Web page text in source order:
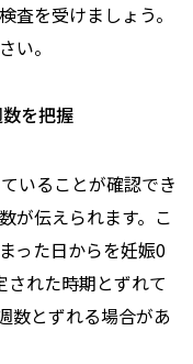
査を受けましょう。
い。
を把握
いることが確認でき
が伝えられます。こ
った日からを妊娠0
れた時期とずれて
数とずれる場合があ